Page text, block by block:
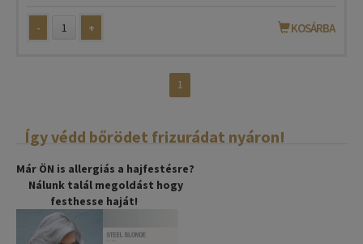
- + KOSÁRBA
1
Így védd bőrödet frizurádat nyáron!
Már ÖN is allergiás a hajfestésre?
Nálunk talál megoldást hogy
festhesse haját!